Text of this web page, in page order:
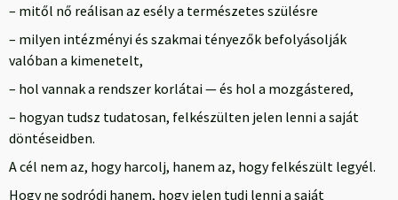
– mitől nő reálisan az esély a természetes szülésre
– milyen intézményi és szakmai tényezők befolyásolják
valóban a kimenetelt,
– hol vannak a rendszer korlátai — és hol a mozgástered,
– hogyan tudsz tudatosan, felkészülten jelen lenni a saját
döntéseidben.
A cél nem az, hogy harcolj, hanem az, hogy felkészült legyél.
Hogy ne sodródj hanem, hogy jelen tudj lenni a saját